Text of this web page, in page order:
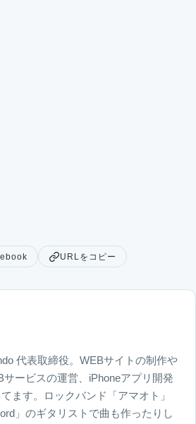
URLをコピー
代表取締役。WEBサイトの制作や
サービスの運営、iPhoneアプリ開発
ます。ロックバンド「アマオト」
」のギタリストで曲も作ったりし